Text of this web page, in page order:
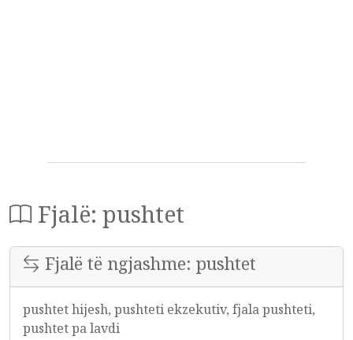
Fjalë: pushtet
Fjalë të ngjashme: pushtet
pushtet hijesh, pushteti ekzekutiv, fjala pushteti,
pushtet pa lavdi